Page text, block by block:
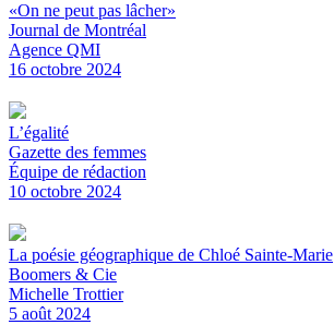
«On ne peut pas lâcher»
Journal de Montréal
Agence QMI
16 octobre 2024
L’égalité
Gazette des femmes
Équipe de rédaction
10 octobre 2024
La poésie géographique de Chloé Sainte-Marie
Boomers & Cie
Michelle Trottier
5 août 2024